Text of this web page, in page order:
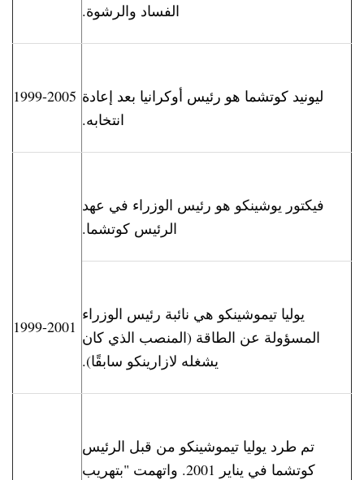
الفساد والرشوة.
1999-2005 ليونيد كوتشما هو رئيس أوكرانيا بعد إعادة
انتخابه.
1999-2001
فيكتور يوشينكو هو رئيس الوزراء في عهد
الرئيس كوتشما.
يوليا تيموشينكو هي نائبة رئيس الوزراء
المسؤولة عن الطاقة (المنصب الذي كان
يشغله لازارينكو سابقًا).
تم طرد يوليا تيموشينكو من قبل الرئيس
كوتشما في يناير 2001. واتهمت "بتهريب